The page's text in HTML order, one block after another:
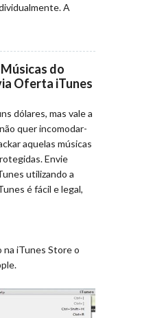
A
do
Oferta iTunes
dólares, mas vale a
quer incomodar-
aquelas músicas
Envie
utilizando a
é fácil e legal,
na iTunes Store o